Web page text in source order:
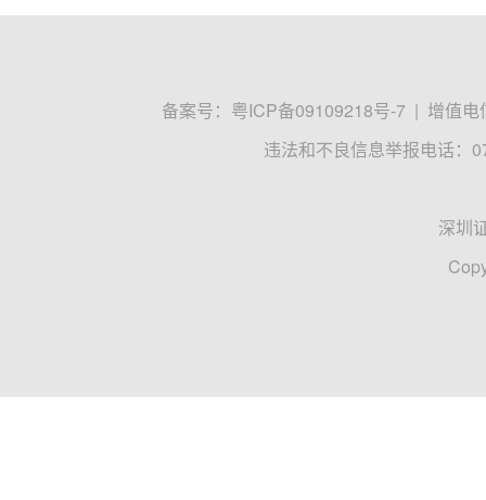
备案号： 粤ICP备09109218号-7 | 增值电
违法和不良信息举报电话：
深圳